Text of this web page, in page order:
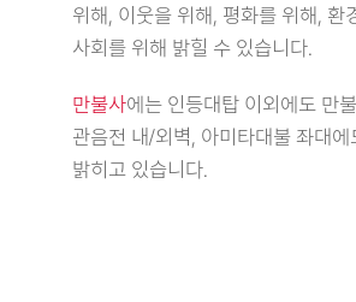
위해, 이웃을 위해, 평화를 위해, 환
사회를 위해 밝힐 수 있습니다.
만불사에는 인등대탑 이외에도 만
관음전 내/외벽, 아미타대불 좌대
밝히고 있습니다.